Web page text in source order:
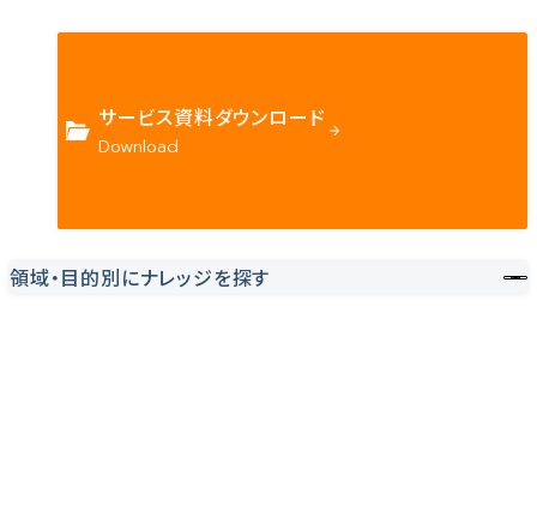
サービス資料ダウンロード
Download
領域・目的別にナレッジを探す